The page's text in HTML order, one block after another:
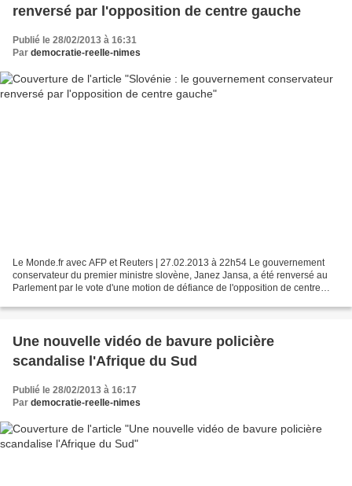
renversé par l'opposition de centre gauche
Publié le 28/02/2013 à 16:31
Par democratie-reelle-nimes
Le Monde.fr avec AFP et Reuters | 27.02.2013 à 22h54 Le gouvernement
conservateur du premier ministre slovène, Janez Jansa, a été renversé au
Parlement par le vote d'une motion de défiance de l'opposition de centre
Une nouvelle vidéo de bavure policière
scandalise l'Afrique du Sud
Publié le 28/02/2013 à 16:17
Par democratie-reelle-nimes